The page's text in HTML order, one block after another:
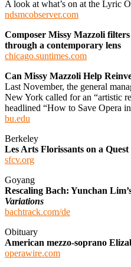
A look at what’s on at the Lyric
ndsmcobserver.com
Composer Missy Mazzoli
through a contemporary lens
chicago.suntimes.com
Can Missy Mazzoli Help
Last November, the general
New York called for an “artistic
headlined “How to Save Opera
bu.edu
Berkeley
Les Arts Florissants on a
sfcv.org
Goyang
Rescaling Bach: Yunchan
Variations
bachtrack.com/de
Obituary
American mezzo-soprano
operawire.com